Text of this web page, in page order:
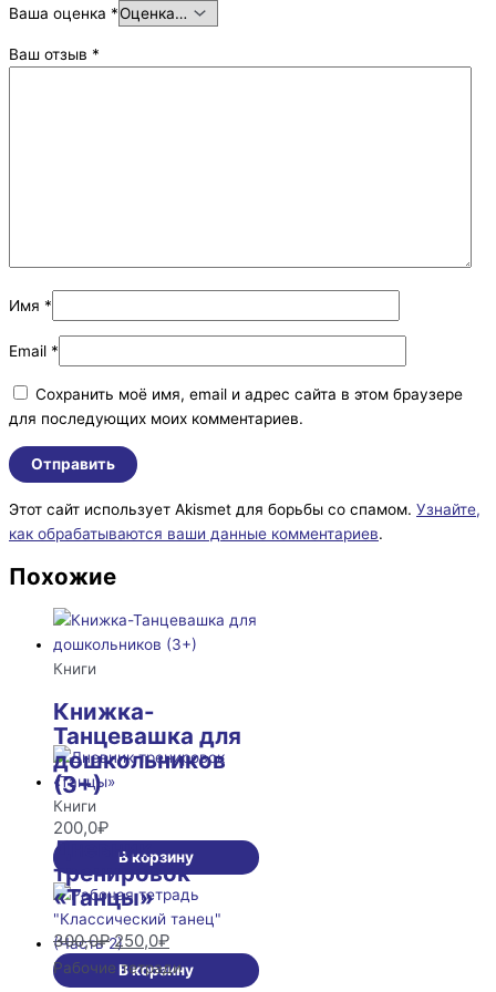
Ваша оценка *
Ваш отзыв *
Имя *
Email *
Сохранить моё имя, email и адрес сайта в этом браузере
для последующих моих комментариев.
Этот сайт использует Akismet для борьбы со спамом. Узнайте,
как обрабатываются ваши данные комментариев.
Похожие
Книги
Книжка-
Танцевашка для
дошкольников
(3+)
200,0₽
В корзину
Книги
Дневник
тренировок
«Танцы»
300,0₽
составляла
300,0₽.
250,0₽
250,0₽.
В корзину
Рабочие тетради
Первоначальная
Текущая